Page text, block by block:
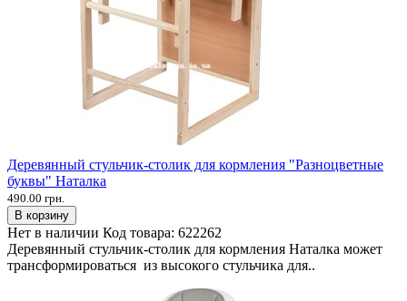
Деревянный стульчик-столик для кормления "Разноцветные
буквы" Наталка
490.00 грн.
В корзину
Нет в наличии Код товара: 622262
Деревянный стульчик-столик для кормления Наталка может
трансформироваться из высокого стульчика для..